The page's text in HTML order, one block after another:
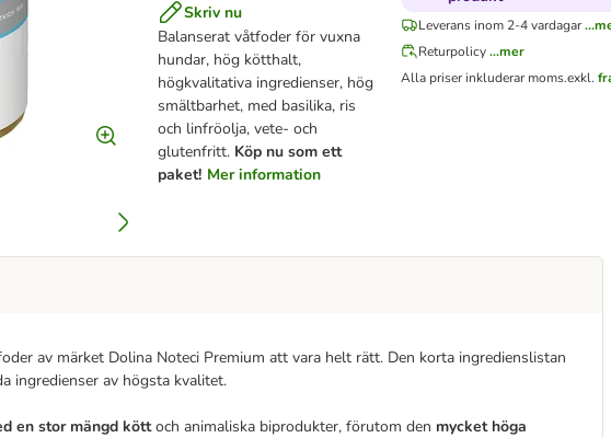
Skriv nu
Balanserat våtfoder för vuxna
hundar, hög kötthalt,
högkvalitativa ingredienser, hög
smältbarhet, med basilika, ris
och linfröolja, vete- och
glutenfritt. Köp nu som ett
paket! Mer information
Leverans inom 2-4 vardagar
Returpolicy ...mer
Alla priser inkluderar moms.exkl.
av märket Dolina Noteci Premium att vara helt rätt. Den korta ingredienslistan
ingredienser av högsta kvalitet.
en stor mängd köttoch animaliska biprodukter, förutom den mycket höga